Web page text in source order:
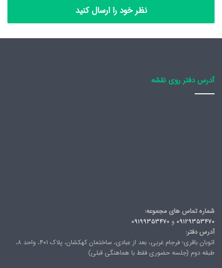
نظر خود را ارسال کنید
آدرس دفتر روی نقشه
شماره تماس های مجموعه:
09129353470 و 09199353470
آدرس دفتر:
اتوبان باقری؛ فرجام غربی، بعد از عبادی، ساختمان کهکشان، پلاک ۴۰۱، واحد ۸،
طبقه دوم (جلسه حضوری فقط با هماهنگی قبلی)